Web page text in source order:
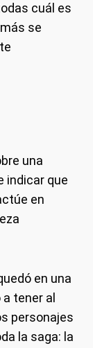
cuál es
se
una
indicar que
en
en una
tener al
personajes
la saga: la